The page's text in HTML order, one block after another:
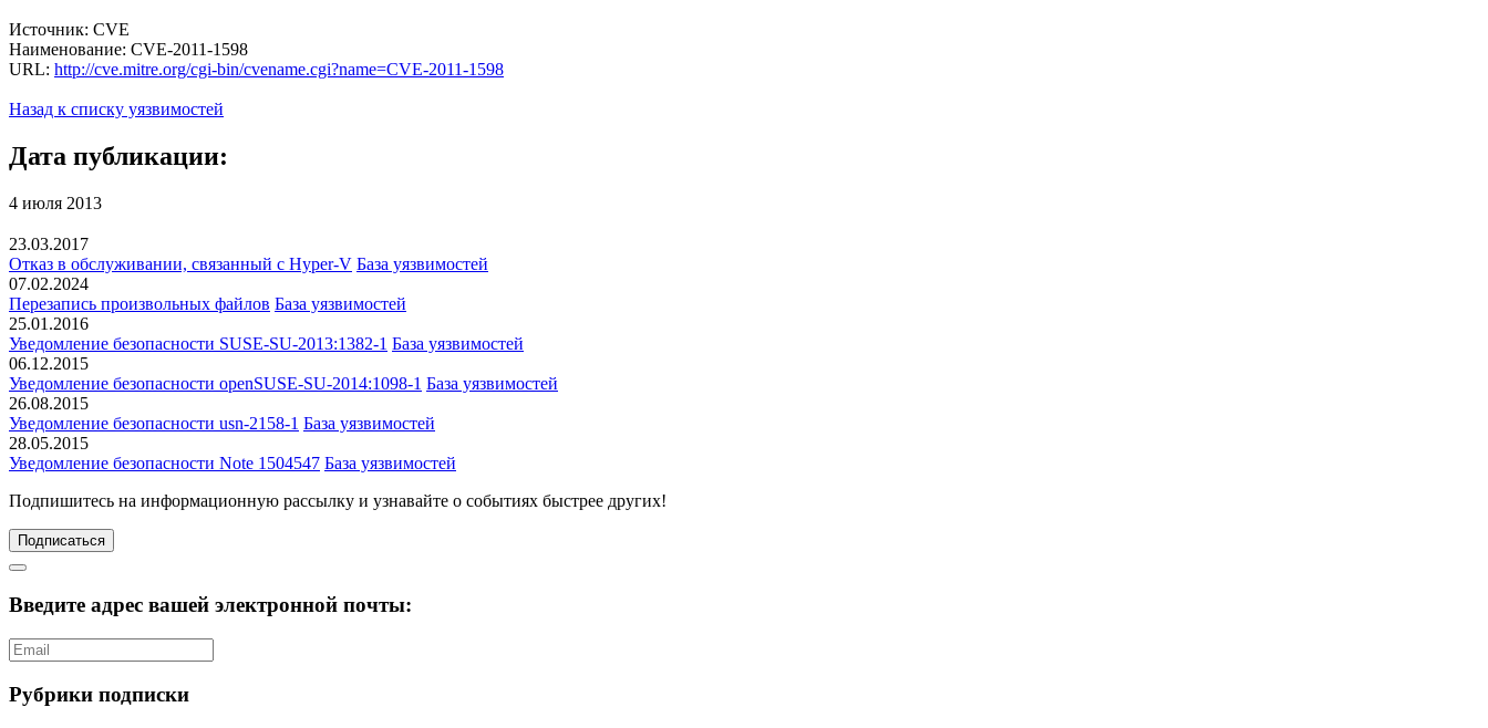
Источник: CVE
Наименование: CVE-2011-1598
URL: http://cve.mitre.org/cgi-bin/cvename.cgi?name=CVE-2011-1598
Назад к списку уязвимостей
Дата публикации:
4 июля 2013
23.03.2017
Отказ в обслуживании, связанный с Hyper-V База уязвимостей
07.02.2024
Перезапись произвольных файлов База уязвимостей
25.01.2016
Уведомление безопасности SUSE-SU-2013:1382-1 База уязвимостей
06.12.2015
Уведомление безопасности openSUSE-SU-2014:1098-1 База уязвимостей
26.08.2015
Уведомление безопасности usn-2158-1 База уязвимостей
28.05.2015
Уведомление безопасности Note 1504547 База уязвимостей
Подпишитесь на информационную рассылку и узнавайте о событиях быстрее других!
Подписаться
Введите адрес вашей электронной почты:
Рубрики подписки